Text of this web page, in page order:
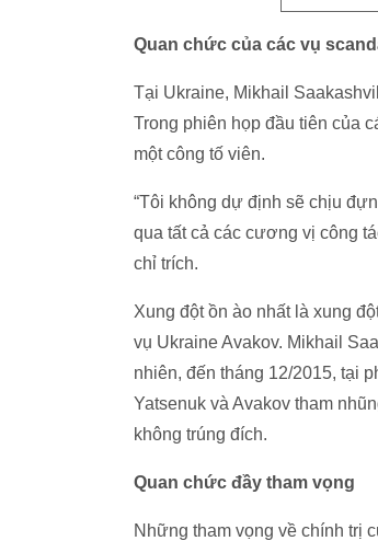
Quan chức của các vụ
Tại Ukraine, Mikhail
Trong phiên họp đầu tiên của
một công tố viên.
“Tôi không dự định sẽ chịu
qua tất cả các cương vị công
chỉ trích.
Xung đột ồn ào nhất là xung
vụ Ukraine Avakov. Mikhail
nhiên, đến tháng 12/2015, tại
Yatsenuk và Avakov tham
không trúng đích.
Quan chức đầy tham vọng
Những tham vọng về chính trị